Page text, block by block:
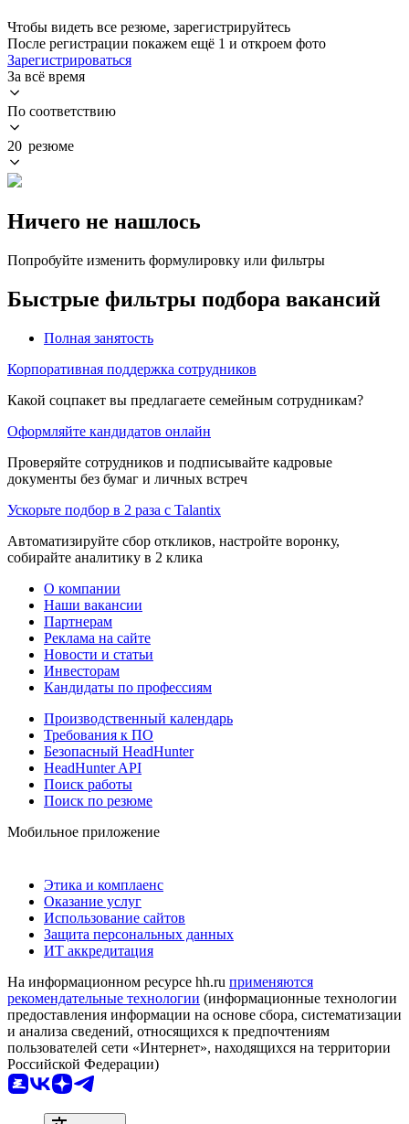
Чтобы видеть все резюме, зарегистрируйтесь
После регистрации покажем ещё 1 и откроем фото
Зарегистрироваться
За всё время
По соответствию
20 резюме
Ничего не нашлось
Попробуйте изменить формулировку или фильтры
Быстрые фильтры подбора вакансий
Полная занятость
Корпоративная поддержка сотрудников
Какой соцпакет вы предлагаете семейным сотрудникам?
Оформляйте кандидатов онлайн
Проверяйте сотрудников и подписывайте кадровые
документы без бумаг и личных встреч
Ускорьте подбор в 2 раза с Talantix
Автоматизируйте сбор откликов, настройте воронку,
собирайте аналитику в 2 клика
О компании
Наши вакансии
Партнерам
Реклама на сайте
Новости и статьи
Инвесторам
Кандидаты по профессиям
Производственный календарь
Требования к ПО
Безопасный HeadHunter
HeadHunter API
Поиск работы
Поиск по резюме
Мобильное приложение
Этика и комплаенс
Оказание услуг
Использование сайтов
Защита персональных данных
ИТ аккредитация
На информационном ресурсе hh.ru применяются
рекомендательные технологии (информационные технологии
предоставления информации на основе сбора, систематизации
и анализа сведений, относящихся к предпочтениям
пользователей сети «Интернет», находящихся на территории
Российской Федерации)